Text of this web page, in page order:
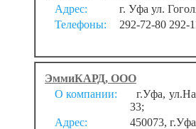
Адрес:
г. Уфа ул.
Телефоны:
292-72-80 292-
ЭммиКАРД, ООО
О компании:
г.Уфа,
33;
Адрес:
450073,